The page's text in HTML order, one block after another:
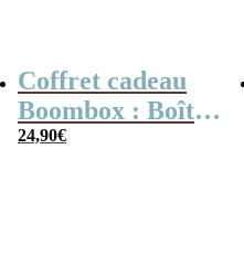
Coffret cadeau
Boombox : Boîte
bonbons des
24,90€